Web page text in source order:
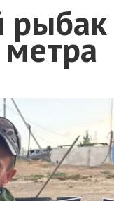
рыбак